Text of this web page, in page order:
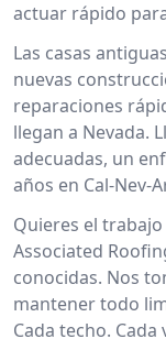
actuar rápido
Las casas
nuevas
reparaciones
llegan a Nevada.
adecuadas, un
años en Cal-Nev-
Quieres el
Associated
conocidas. Nos
mantener todo
Cada techo.